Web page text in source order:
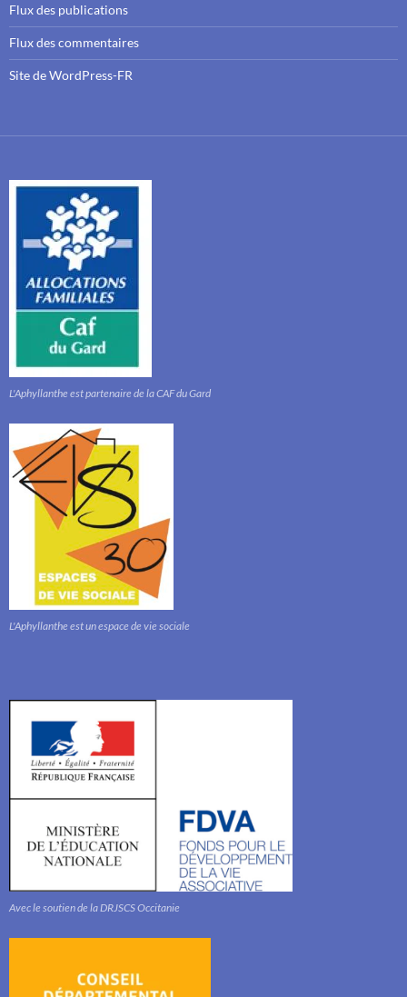
Flux des publications
Flux des commentaires
Site de WordPress-FR
L'Aphyllanthe est partenaire de la CAF du Gard
L'Aphyllanthe est un espace de vie sociale
Avec le soutien de la DRJSCS Occitanie